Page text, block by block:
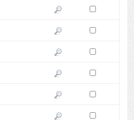
Pokaż podgląd wersji z dnia
Zaznacz wersję do
Pokaż podgląd wersji z dnia
Zaznacz wersję do
Pokaż podgląd wersji z dnia
Zaznacz wersję do
Pokaż podgląd wersji z dnia
Zaznacz wersję do
Pokaż podgląd wersji z dnia
Zaznacz wersję do
Pokaż podgląd wersji z dnia
Zaznacz wersję do